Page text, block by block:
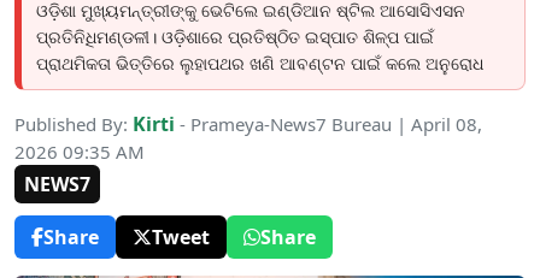
ଓଡ଼ିଶା ମୁଖ୍ୟମନ୍ତ୍ରୀଙ୍କୁ ଭେଟିଲେ ଇଣ୍ଡିଆନ ଷ୍ଟିଲ ଆସୋସିଏସନ
ପ୍ରତିନିଧିମଣ୍ଡଳୀ। ଓଡ଼ିଶାରେ ପ୍ରତିଷ୍ଠିତ ଇସ୍ପାତ ଶିଳ୍ପ ପାଇଁ
ପ୍ରାଥମିକତା ଭିତ୍ତିରେ ଲୁହାପଥର ଖଣି ଆବଣ୍ଟନ ପାଇଁ କଲେ ଅନୁରୋଧ
Published By: Kirti - Prameya-News7 Bureau | April 08,
2026 09:35 AM
NEWS7
Share
Tweet Share